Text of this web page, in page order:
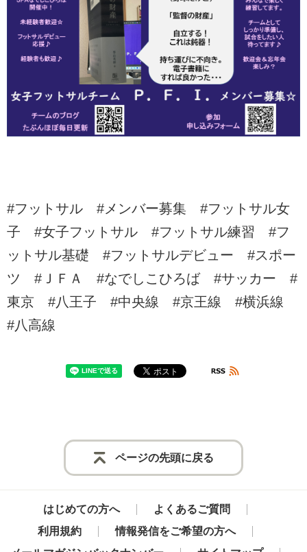
#フットサル #メンバー募集 #フットサル女
子 #女子フットサル #フットサル練習 #フ
ットサル基礎 #フットサルデビュー #スポー
ツ #ＪＦＡ #なでしこひろば #サッカー #
東京 #八王子 #中央線 #京王線 #横浜線
#八高線
ページの先頭に戻る
はじめての方へ
よくあるご質問
利用規約
情報発信をご希望の方へ